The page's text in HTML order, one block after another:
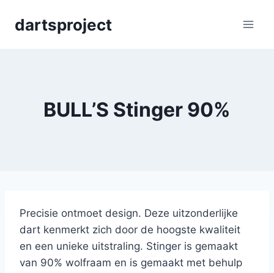
dartsproject
BULL’S Stinger 90%
Precisie ontmoet design. Deze uitzonderlijke
dart kenmerkt zich door de hoogste kwaliteit
en een unieke uitstraling. Stinger is gemaakt
van 90% wolfraam en is gemaakt met behulp